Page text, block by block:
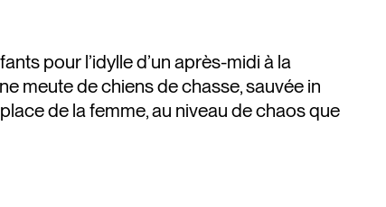
pour l’idylle d’un après-midi à la
meute de chiens de chasse, sauvée in
de la femme, au niveau de chaos que